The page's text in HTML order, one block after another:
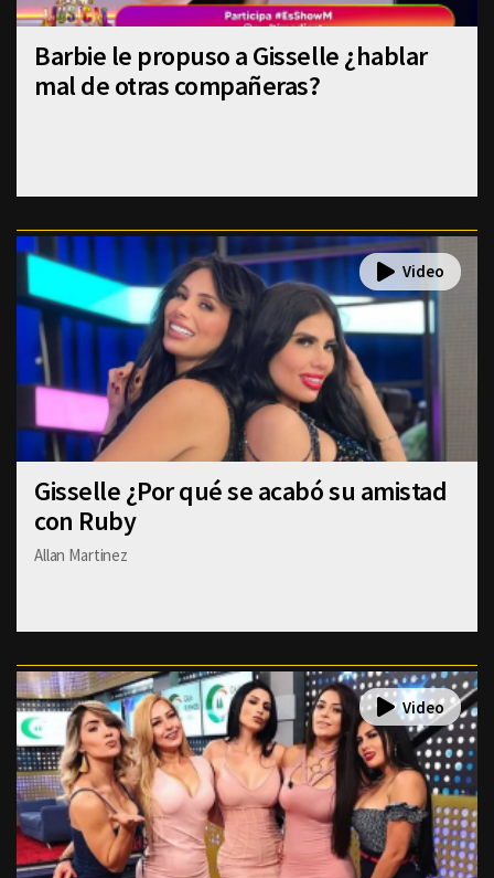
Barbie le propuso a Gisselle ¿hablar
mal de otras compañeras?
Gisselle ¿Por qué se acabó su amistad
con Ruby
Allan Martinez